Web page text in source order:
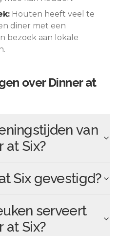
Houten heeft veel te
diner met een
bezoek aan lokale
over Dinner at
van
at Six?
Sixgevestigd?
serveert
at Six?